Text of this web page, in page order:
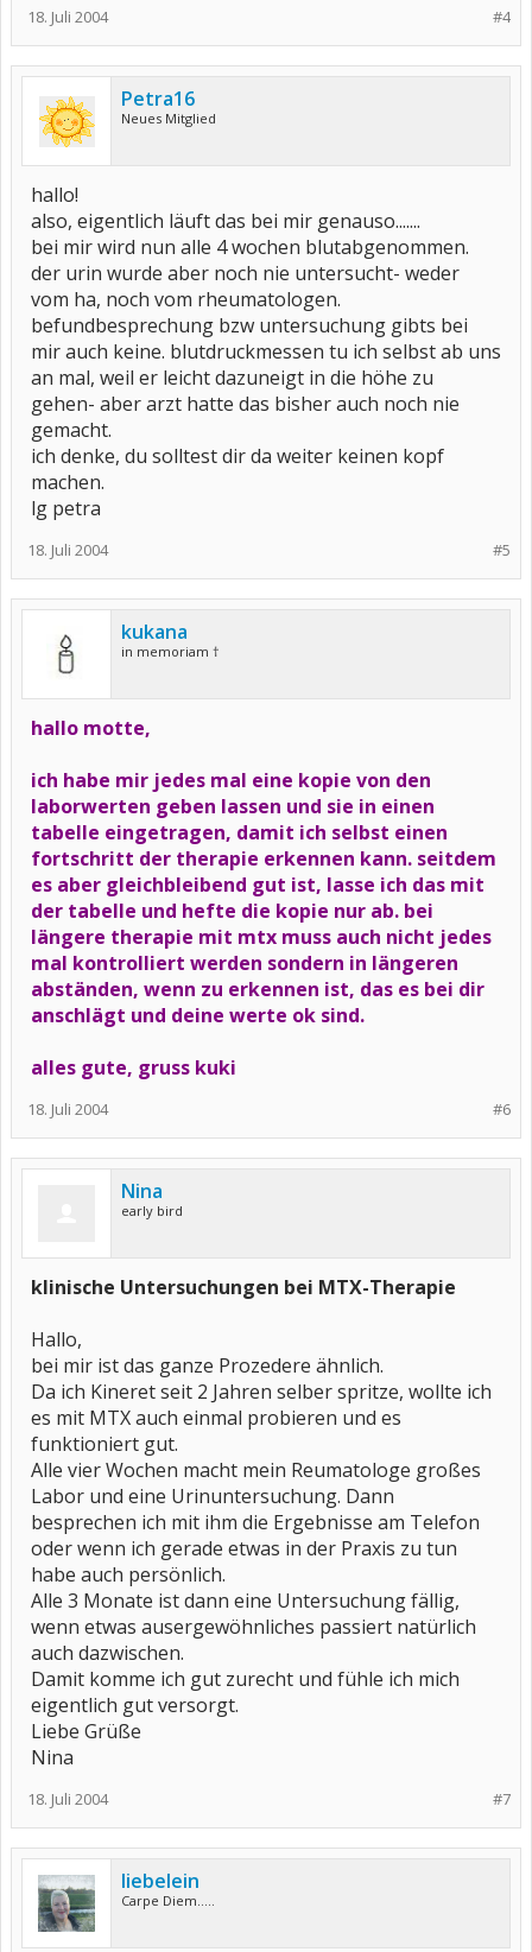
#4
18. Juli 2004
Petra16
Neues Mitglied
hallo!
also, eigentlich läuft das bei mir genauso.......
bei mir wird nun alle 4 wochen blutabgenommen.
der urin wurde aber noch nie untersucht- weder
vom ha, noch vom rheumatologen.
befundbesprechung bzw untersuchung gibts bei
mir auch keine. blutdruckmessen tu ich selbst ab uns
an mal, weil er leicht dazuneigt in die höhe zu
gehen- aber arzt hatte das bisher auch noch nie
gemacht.
ich denke, du solltest dir da weiter keinen kopf
machen.
lg petra
#5
18. Juli 2004
kukana
in memoriam †
hallo motte,
ich habe mir jedes mal eine kopie von den
laborwerten geben lassen und sie in einen
tabelle eingetragen, damit ich selbst einen
fortschritt der therapie erkennen kann. seitdem
es aber gleichbleibend gut ist, lasse ich das mit
der tabelle und hefte die kopie nur ab. bei
längere therapie mit mtx muss auch nicht jedes
mal kontrolliert werden sondern in längeren
abständen, wenn zu erkennen ist, das es bei dir
anschlägt und deine werte ok sind.
alles gute, gruss kuki
#6
18. Juli 2004
Nina
early bird
klinische Untersuchungen bei MTX-Therapie
Hallo,
bei mir ist das ganze Prozedere ähnlich.
Da ich Kineret seit 2 Jahren selber spritze, wollte ich
es mit MTX auch einmal probieren und es
funktioniert gut.
Alle vier Wochen macht mein Reumatologe großes
Labor und eine Urinuntersuchung. Dann
besprechen ich mit ihm die Ergebnisse am Telefon
oder wenn ich gerade etwas in der Praxis zu tun
habe auch persönlich.
Alle 3 Monate ist dann eine Untersuchung fällig,
wenn etwas ausergewöhnliches passiert natürlich
auch dazwischen.
Damit komme ich gut zurecht und fühle ich mich
eigentlich gut versorgt.
Liebe Grüße
Nina
#7
18. Juli 2004
liebelein
Carpe Diem.....